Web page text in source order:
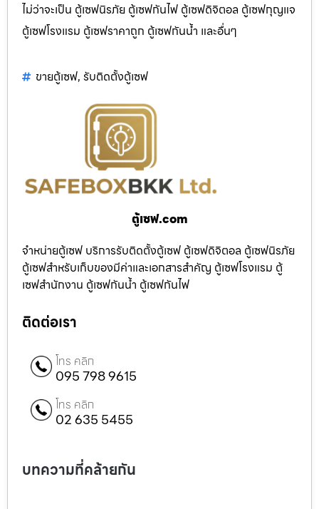
ไม่ว่าจะเป็น ตู้เซฟนิรภัย ตู้เซฟกันไฟ ตู้เซฟดิจิตอล ตู้เซฟกุญแจ
ตู้เซฟโรงแรม ตู้เซฟราคาถูก ตู้เซฟกันน้ำ และอื่นๆ
ขายตู้เซฟ, รับติดตั้งตู้เซฟ
ตู้เซฟ.com
จำหน่ายตู้เซฟ บริการรับติดตั้งตู้เซฟ ตู้เซฟดิจิตอล ตู้เซฟนิรภัย
ตู้เซฟสำหรับเก็บของมีค่าและเอกสารสำคัญ ตู้เซฟโรงแรม ตู้
เซฟสำนักงาน ตู้เซฟกันน้ำ ตู้เซฟกันไฟ
ติดต่อเรา
โทร คลิก
095 798 9615
โทร คลิก
02 635 5455
บทความที่คล้ายกัน